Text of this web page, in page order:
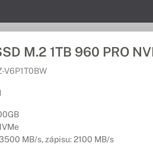
M.2 1TB 960 PRO
V6P1T0BW
MB/s, zápisu: 2100 MB/s